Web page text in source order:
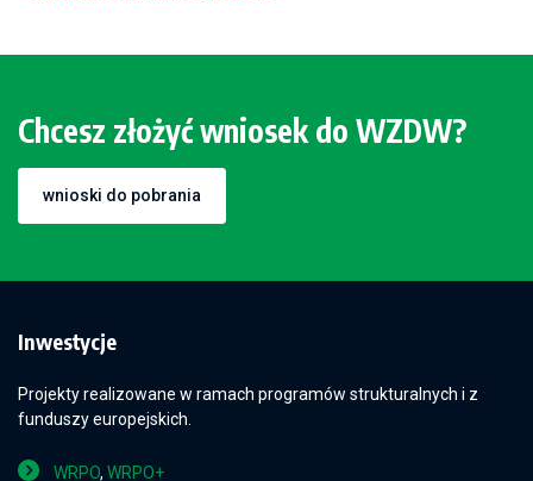
Chcesz złożyć wniosek do WZDW?
wnioski do pobrania
Inwestycje
Projekty realizowane w ramach programów strukturalnych i z
funduszy europejskich.
WRPO, WRPO+